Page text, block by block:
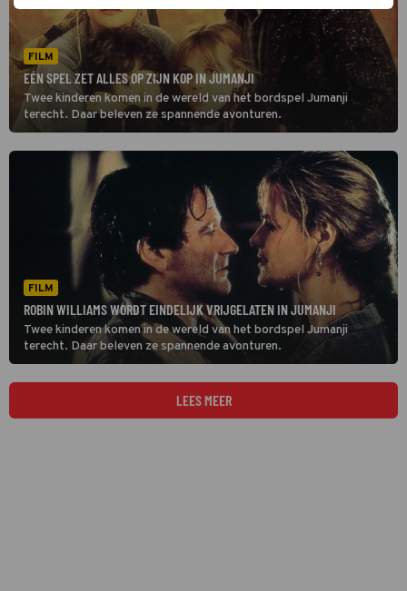
FILM
EÉN SPEL ZET ALLES OP ZIJN KOP IN JUMANJI
Twee kinderen komen in de wereld van het bordspel Jumanji
terecht. Daar beleven ze spannende avonturen.
FILM
ROBIN WILLIAMS WORDT EINDELIJK VRIJGELATEN IN JUMANJI
Twee kinderen komen in de wereld van het bordspel Jumanji
terecht. Daar beleven ze spannende avonturen.
LEES MEER